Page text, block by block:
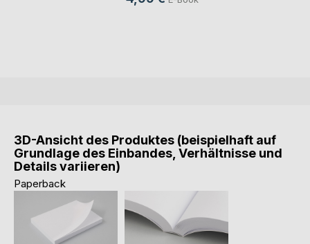
3D-Ansicht des Produktes (beispielhaft auf
Grundlage des Einbandes, Verhältnisse und
Details variieren)
Paperback